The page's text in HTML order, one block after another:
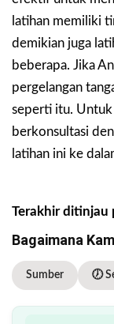
latihan memiliki
demikian juga
beberapa. Jika
pergelangan
seperti itu. Untuk
berkonsultasi
latihan ini ke
Terakhir ditinjau
Bagaimana
Sumber 🕖